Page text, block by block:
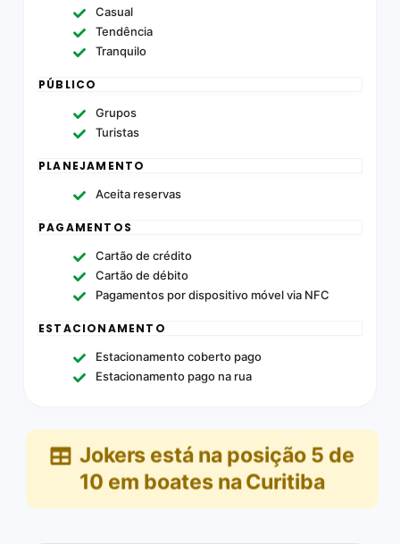
Casual
Tendência
Tranquilo
PÚBLICO
Grupos
Turistas
PLANEJAMENTO
Aceita reservas
PAGAMENTOS
Cartão de crédito
Cartão de débito
Pagamentos por dispositivo móvel via NFC
ESTACIONAMENTO
Estacionamento coberto pago
Estacionamento pago na rua
Jokers está na posição 5 de
10 em boates na Curitiba